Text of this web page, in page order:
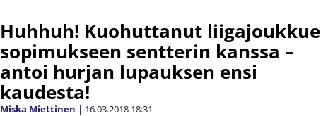
Huhhuh! Kuohuttanut liigajoukkue
sopimukseen sentterin kanssa –
antoi hurjan lupauksen ensi
kaudesta!
Miska Miettinen | 16.03.2018 18:31